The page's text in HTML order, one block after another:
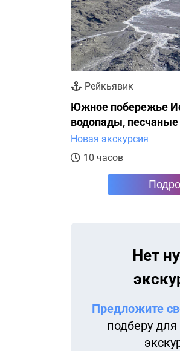
Рейкьявик
Южное побережье
водопады,
Новая экскурсия
10 часов
Нет
Предложите
подберу